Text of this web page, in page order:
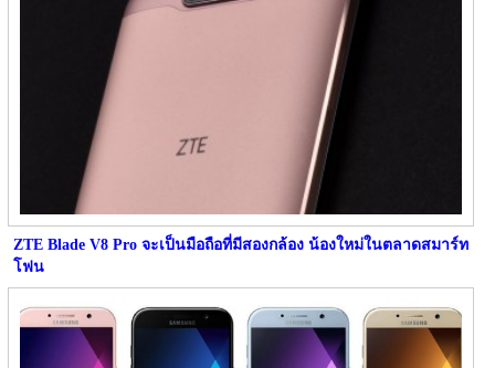
ZTE Blade V8 Pro จะเป็นมือถือที่มีสองกล้อง น้องใหม่ในตลาดสมาร์ท
โฟน